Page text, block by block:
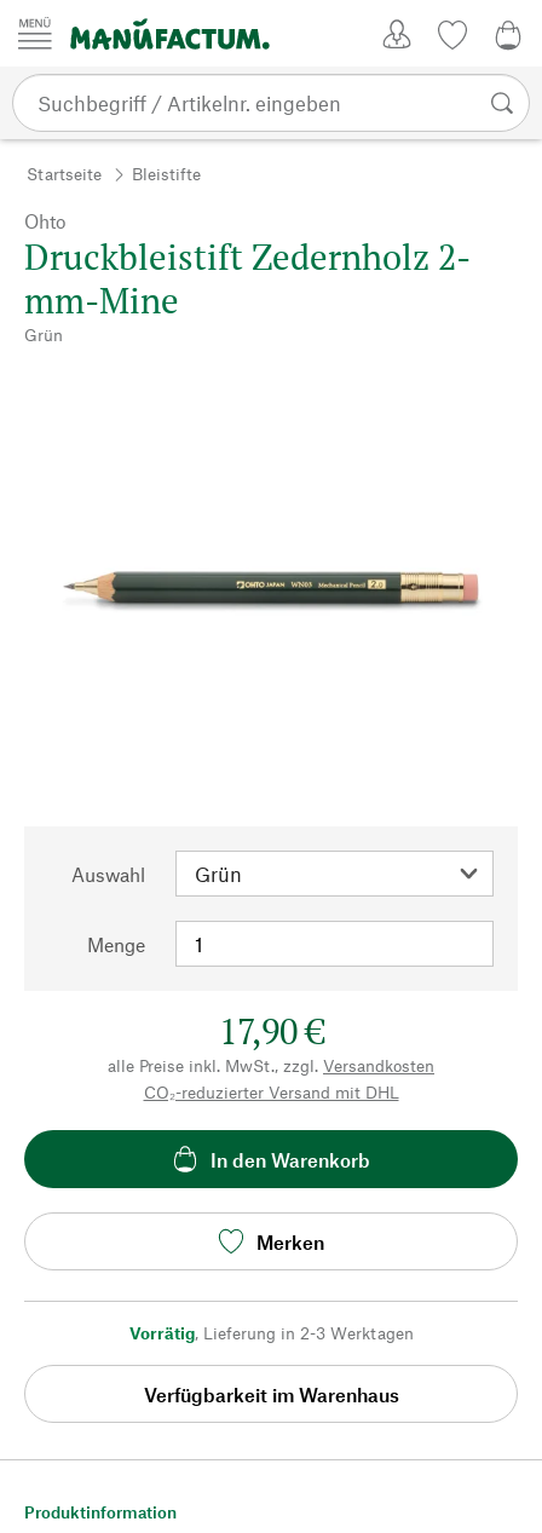
Zum Inhalt springen
Startseite Bleistifte
Ohto
Druckbleistift Zedernholz 2-
mm-Mine
Grün
Auswahl
Menge
17,90 €
alle Preise inkl. MwSt., zzgl. Versandkosten
CO₂-reduzierter Versand mit DHL
In den Warenkorb
Merken
Vorrätig, Lieferung in 2-3 Werktagen
Verfügbarkeit im Warenhaus
Produktinformation